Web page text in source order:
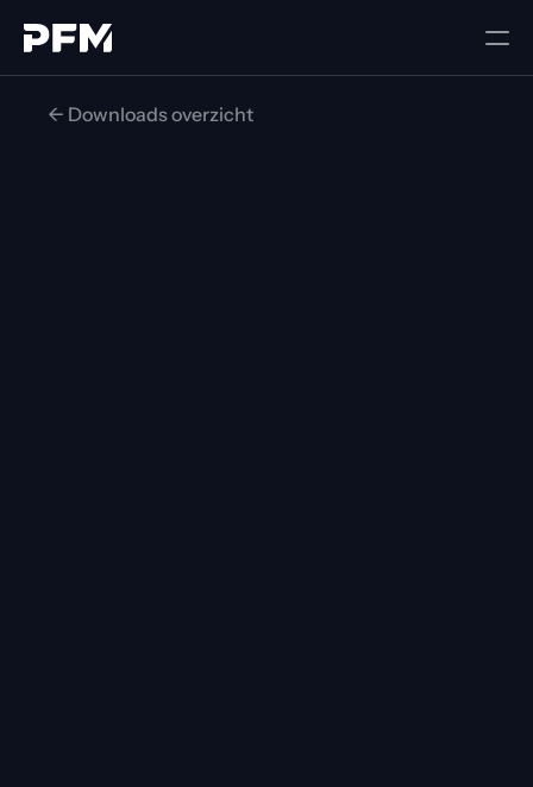
<- Downloads overzicht